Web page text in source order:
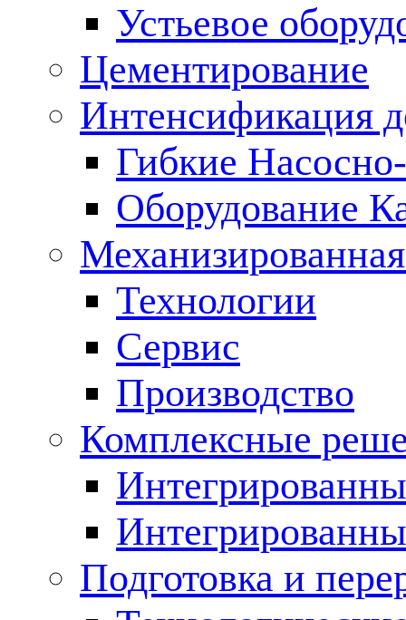
Устьевое
Цементирование
Интенсификация
Гибкие
Оборудование
Технологии
Сервис
Производство
Комплексные
Подготовка и